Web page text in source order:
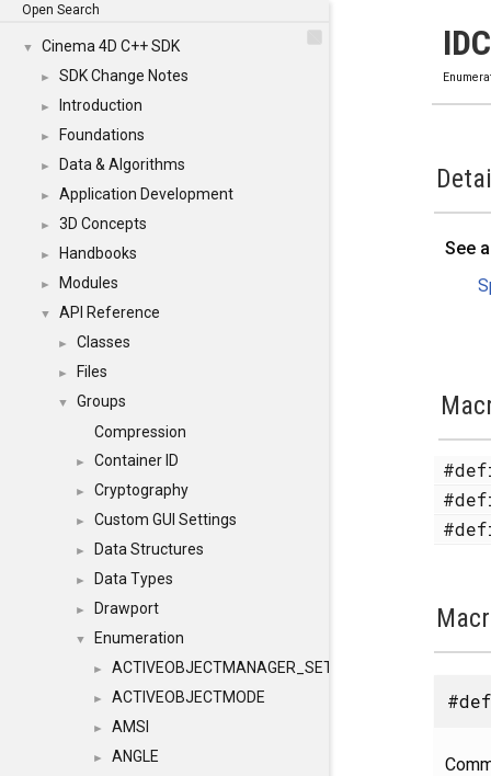
Open Search
▼ Cinema 4D C++ SDK
► SDK Change Notes
► Introduction
► Foundations
► Data & Algorithms
► Application Development
► 3D Concepts
► Handbooks
► Modules
▼ API Reference
► Classes
► Files
▼
Groups
Compression
► Container ID
► Cryptography
► Custom GUI Settings
► Data Structures
► Data Types
► Drawport
▼ Enumeration
► ACTIVEOBJECTMANAGER_SETOBJECTS
► ACTIVEOBJECTMODE
► AMSI
► ANGLE
See